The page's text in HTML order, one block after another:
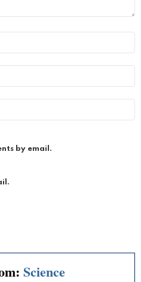
by email.
Science